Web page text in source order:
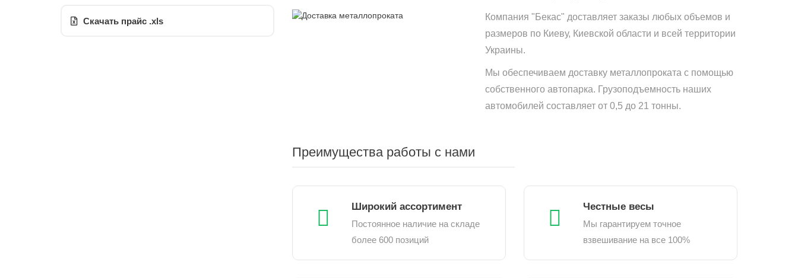
Скачать прайс .xls
Компания "Бекас" доставляет заказы любых объемов и
размеров по Киеву, Киевской области и всей территории
Украины.
Мы обеспечиваем доставку металлопроката с помощью
собственного автопарка. Грузоподъемность наших
автомобилей составляет от 0,5 до 21 тонны.
Преимущества работы с нами
Широкий ассортимент
Постоянное наличие на складе
более 600 позиций
Честные весы
Мы гарантируем точное
взвешивание на все 100%